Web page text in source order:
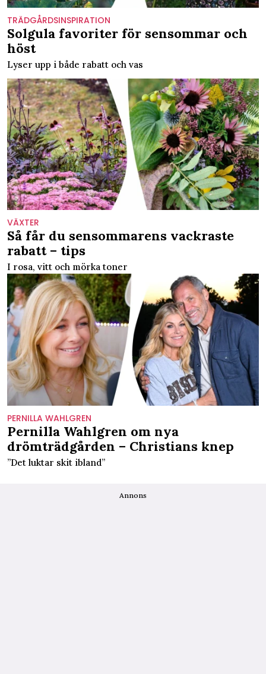
krukor. Trevlig läsning!
TRÄDGÅRDSINSPIRATION
Solgula favoriter för sensommar och
höst
Lyser upp i både rabatt och vas
VÄXTER
Så får du sensommarens vackraste
rabatt – tips
I rosa, vitt och mörka toner
PERNILLA WAHLGREN
Pernilla Wahlgren om nya
drömträdgården – Christians knep
”Det luktar skit ibland”
Annons